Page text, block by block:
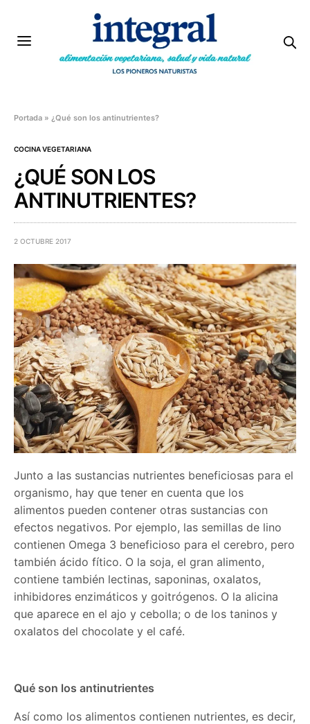
Portada »¿Qué son los antinutrientes?
COCINA VEGETARIANA
¿QUÉ SON LOS
ANTINUTRIENTES?
2 OCTUBRE 2017
Junto a las sustancias nutrientes beneficiosas para el
organismo, hay que tener en cuenta que los
alimentos pueden contener otras sustancias con
efectos negativos. Por ejemplo, las semillas de lino
contienen Omega 3 beneficioso para el cerebro, pero
también ácido fítico. O la soja, el gran alimento,
contiene también lectinas, saponinas, oxalatos,
inhibidores enzimáticos y goitrógenos. O la alicina
que aparece en el ajo y cebolla; o de los taninos y
oxalatos del chocolate y el café.
Qué son los antinutrientes
Así como los alimentos contienen nutrientes, es decir,